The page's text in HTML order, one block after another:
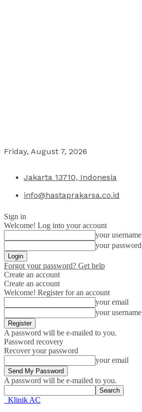
Friday, August 7, 2026
Jakarta 13710, Indonesia
info@hastaprakarsa.co.id
Sign in
Welcome! Log into your account
your username
your password
Forgot your password? Get help
Create an account
Create an account
Welcome! Register for an account
your email
your username
A password will be e-mailed to you.
Password recovery
Recover your password
your email
A password will be e-mailed to you.
Klinik AC